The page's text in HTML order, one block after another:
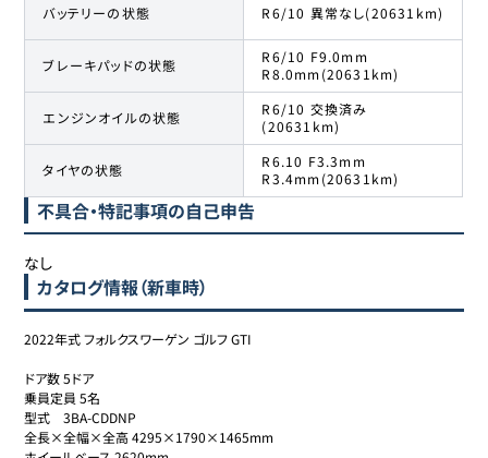
バッテリーの状態 R6/10 異常なし(20631km)
ブレーキパッドの状態
R6/10 F9.0mm
R8.0mm(20631km)
エンジンオイルの状態
R6/10 交換済み
(20631km)
タイヤの状態
R6.10 F3.3mm
R3.4mm(20631km)
不具合・特記事項の自己申告
なし
カタログ情報（新車時）
2022年式 フォルクスワーゲン ゴルフ GTI
ドア数 5ドア
乗員定員 5名
型式	3BA-CDDNP
全長×全幅×全高 4295×1790×1465mm